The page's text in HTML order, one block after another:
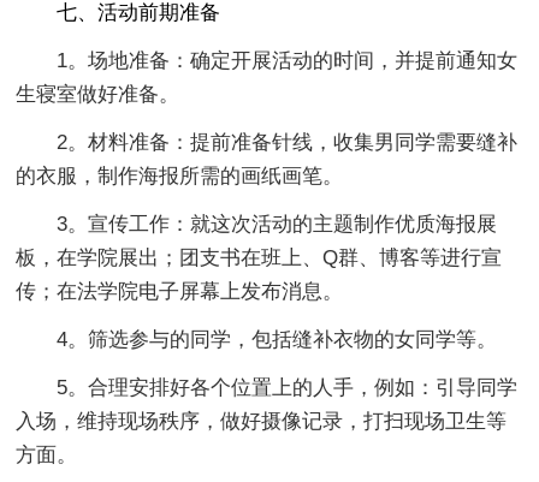
七、活动前期准备
1。场地准备：确定开展活动的时间，并提前通知女
生寝室做好准备。
2。材料准备：提前准备针线，收集男同学需要缝补
的衣服，制作海报所需的画纸画笔。
3。宣传工作：就这次活动的主题制作优质海报展
板，在学院展出；团支书在班上、Q群、博客等进行宣
传；在法学院电子屏幕上发布消息。
4。筛选参与的同学，包括缝补衣物的女同学等。
5。合理安排好各个位置上的人手，例如：引导同学
入场，维持现场秩序，做好摄像记录，打扫现场卫生等
方面。